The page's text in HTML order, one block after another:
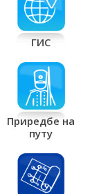
ГИС
Приредбе на
путу